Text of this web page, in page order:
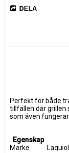
DELA
Perfekt för både
tillfällen där grillen
som även
Egenskap
Märke